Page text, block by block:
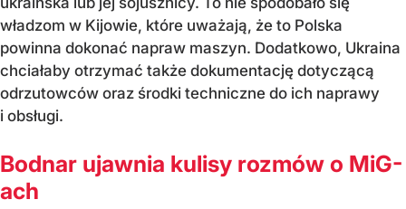
władzom w Kijowie, które uważają, że to Polska
powinna dokonać napraw maszyn. Dodatkowo, Ukraina
chciałaby otrzymać także dokumentację dotyczącą
odrzutowców oraz środki techniczne do ich naprawy
i obsługi.
Bodnar ujawnia kulisy rozmów o MiG-
ach